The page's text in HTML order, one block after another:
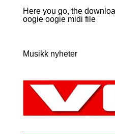
Here you go, the
oogie oogie midi file
Musikk nyheter